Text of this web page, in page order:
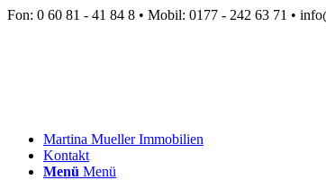
Fon: 0 60 81 - 41 84 8 • Mobil: 0177 - 242 63 71 •
Martina Mueller Immobilien
Kontakt
Menü Menü